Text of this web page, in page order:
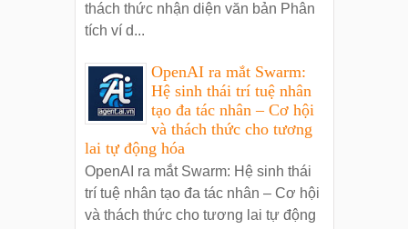
thách thức nhận diện văn bản Phân
tích ví d...
OpenAI ra mắt Swarm:
Hệ sinh thái trí tuệ nhân
tạo đa tác nhân – Cơ hội
và thách thức cho tương
lai tự động hóa
OpenAI ra mắt Swarm: Hệ sinh thái
trí tuệ nhân tạo đa tác nhân – Cơ hội
và thách thức cho tương lai tự động